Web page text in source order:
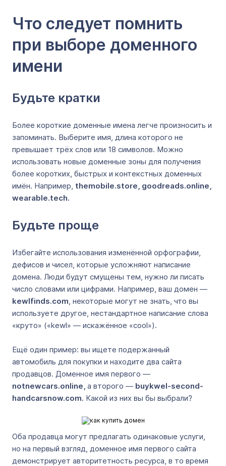
Что следует помнить
при выборе доменного
имени
Будьте кратки
Более короткие доменные имена легче произносить и
запоминать. Выберите имя, длина которого не
превышает трёх слов или 18 символов. Можно
использовать новые доменные зоны для получения
более коротких, быстрых и контекстных доменных
имён. Например, themobile.store, goodreads.online,
wearable.tech.
Будьте проще
Избегайте использования изменённой орфографии,
дефисов и чисел, которые усложняют написание
домена. Люди будут смущены тем, нужно ли писать
число словами или цифрами. Например, ваш домен —
kewlfinds.com, некоторые могут не знать, что вы
используете другое, нестандартное написание слова
«круто» («kewl» — искажённое «cool»).
Ещё один пример: вы ищете подержанный
автомобиль для покупки и находите два сайта
продавцов. Доменное имя первого —
notnewcars.online, а второго — buykwel-second-
handcarsnow.com. Какой из них вы бы выбрали?
Оба продавца могут предлагать одинаковые услуги,
но на первый взгляд, доменное имя первого сайта
демонстрирует авторитетность ресурса, в то время